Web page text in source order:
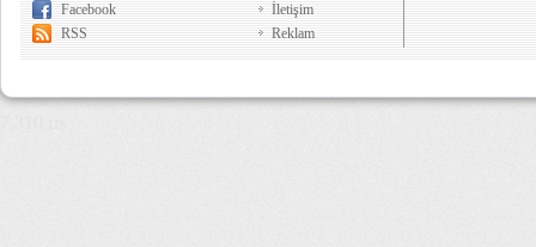
Facebook
RSS
İletişim
Reklam